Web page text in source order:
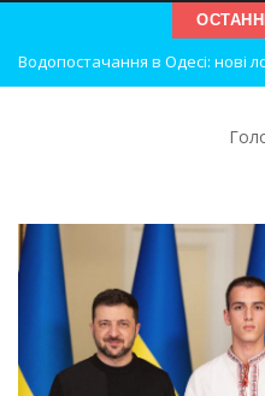
Водопостачання в Одесі: нові
Нічна атака на Одесу:
Новини з Зимової школи
Інтеграція ветеранів в
Нічна атака на Одесу: